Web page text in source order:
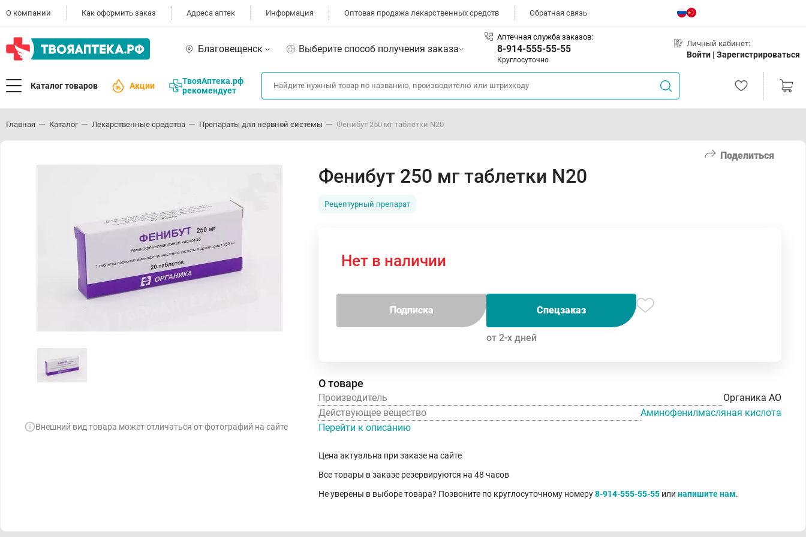
О компании Как оформить заказ Адреса аптек Информация Оптовая продажа лекарственных средств Обратная связь
Благовещенск Выберите способ получения заказа
Аптечная служба заказов:
8-914-555-55-55
Круглосуточно
Личный кабинет:
Войти | Зарегистрироваться
Каталог товаров Акции
ТвояАптека.рф
рекомендует
Главная Каталог Лекарственные средства Препараты для нервной системы Фенибут 250 мг таблетки N20
Поделиться
Внешний вид товара может отличаться от фотографий на сайте
Фенибут 250 мг таблетки N20
Рецептурный препарат
Нет в наличии
Подписка Спецзаказ
от 2-х дней
О товаре
Производитель
Органика АО
Действующее вещество
Аминофенилмасляная кислота
Перейти к описанию
Цена актуальна при заказе на сайте
Все товары в заказе резервируются на 48 часов
Не уверены в выборе товара? Позвоните по круглосуточному номеру8-914-555-55-55 или напишите нам.